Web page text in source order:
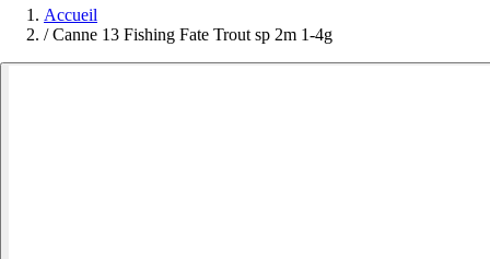
Accueil
/ Canne 13 Fishing Fate Trout sp 2m 1-4g